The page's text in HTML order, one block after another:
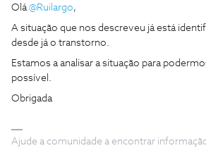
Olá@Ruilargo,
A situação que nos descreveu já está
desde já o transtorno.
Estamos a analisar a situação para
possível.
Obrigada
Ajude a comunidade a encontrar